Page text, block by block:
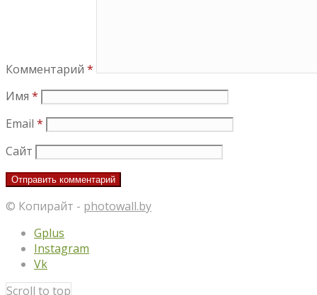
Комментарий *
Имя *
Email *
Сайт
© Копирайт - photowall.by
Gplus
Instagram
Vk
Scroll to top